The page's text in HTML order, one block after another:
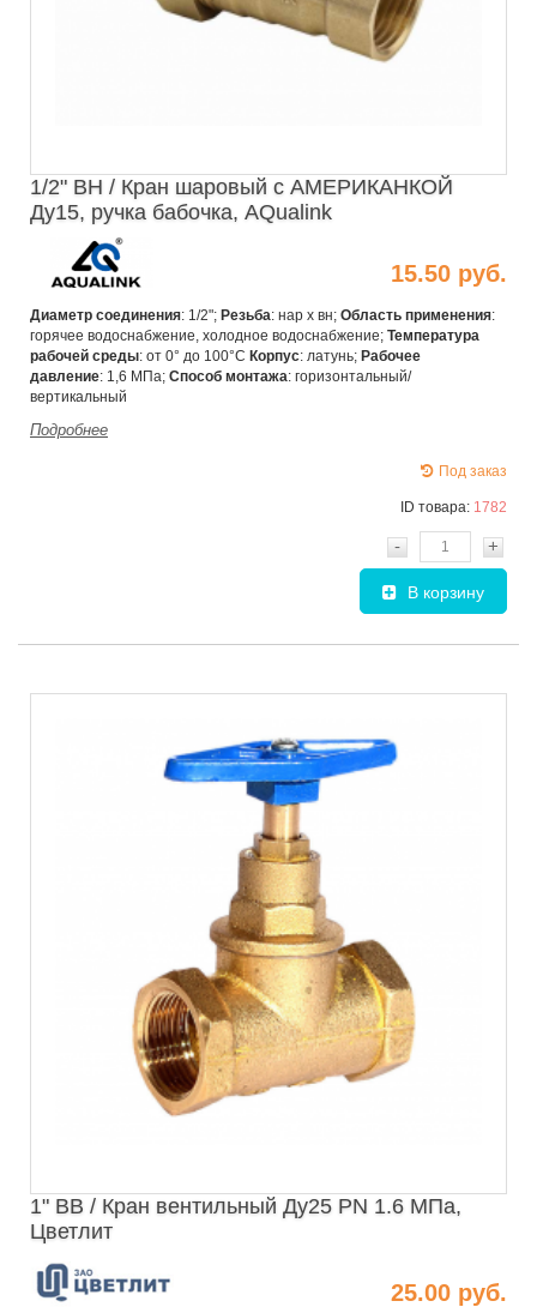
1/2" ВН / Кран шаровый с АМЕРИКАНКОЙ
Ду15, ручка бабочка, AQualink
15.50 руб.
Диаметр соединения: 1/2"; Резьба: нар х вн; Область применения:
горячее водоснабжение, холодное водоснабжение; Температура
рабочей среды: от 0° до 100°С Корпус: латунь; Рабочее
давление: 1,6 МПа; Способ монтажа: горизонтальный/
вертикальный
Подробнее
Под заказ
ID товара: 1782
- +
В корзину
1" ВВ / Кран вентильный Ду25 PN 1.6 МПа,
Цветлит
25.00 руб.